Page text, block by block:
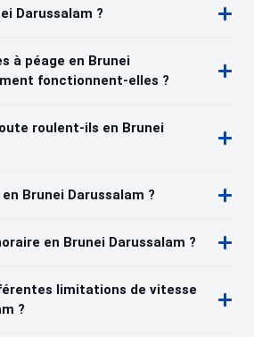
Darussalam ?
à péage en Brunei
fonctionnent-elles ?
roulent-ils en Brunei
Brunei Darussalam ?
en Brunei Darussalam ?
limitations de vitesse
?